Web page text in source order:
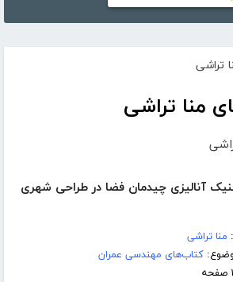
تراشی
منا تراشی
آنالیزی چیدمان فضا در طراحی شهری
منا تراشی
کتاب‌های مهندسی عمران